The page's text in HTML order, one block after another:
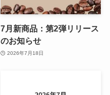
7月新商品：第2弾リリース
のお知らせ
2026年7月18日